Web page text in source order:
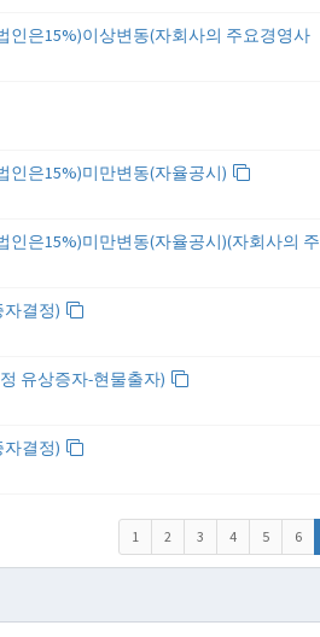
인은15%)이상변동(자회사의 주요경영사
인은15%)미만변동(자율공시)
은15%)미만변동(자율공시)(자회사의 주
결정)
유상증자-현물출자)
결정)
1 2 3 4 5 6